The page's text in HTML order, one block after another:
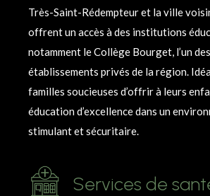
Très-Saint-Rédempteur et la ville
offrent un accès à des institutions
notamment le Collège Bourget, l’un
établissements privés de la région.
familles soucieuses d’offrir à leurs
éducation d’excellence dans un
stimulant et sécuritaire.
Services de